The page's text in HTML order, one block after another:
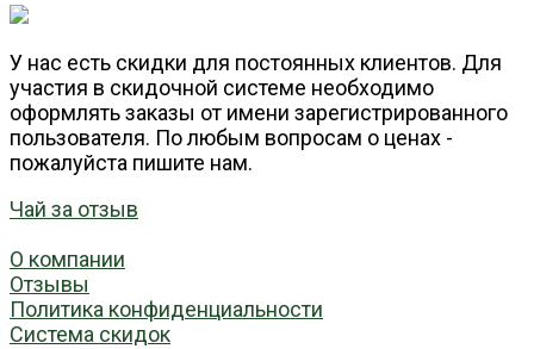
У нас есть скидки для постоянных клиентов. Для
участия в скидочной системе необходимо
оформлять заказы от имени зарегистрированного
пользователя. По любым вопросам о ценах -
пожалуйста пишите нам.
Чай за отзыв
О компании
Отзывы
Политика конфиденциальности
Система скидок